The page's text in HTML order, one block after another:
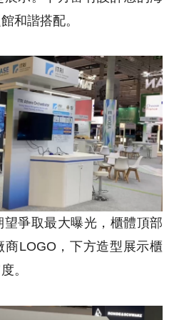
和諧搭配。
爭取最大曝光，櫃體頂部
LOGO，下方造型展示櫃
。